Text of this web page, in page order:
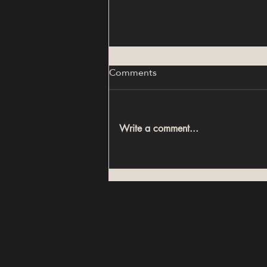
أكبر أخطاء الاستثمار العقاري في
مصر (ودليل اختيار العقار الصح في
Comments
Write a comment...